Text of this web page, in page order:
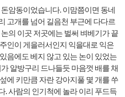
암동이었습니다. 이맘쯤이면 동네
고개를 넘어 길음천 부근에 다다르
의 이곳 저곳에는 벌써 벼베기가 끝
인이 게을러서인지 익을대로 익은
음에도 베지 않고 있는 논이 있었는
알방구리 드나들듯 마음껏 배를 채
에 키만큼 자란 강아지풀 몇 개를 쑤
. 사람의 인기척에 놀라 이리 푸드득